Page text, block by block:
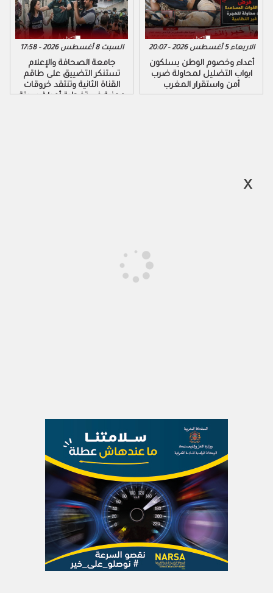
السبت 8 أغسطس 2026 - 17:58
جامعة الصحافة والإعلام
تستنكر التضييق على طاقم
القناة الثانية وتنتقد خروقات
مهنية في تغطية أحداث سبتة
الاربعاء 5 أغسطس 2026 - 20:07
أعداء وخصوم الوطن يسلكون
ابواب التضليل لمحاولة ضرب
أمن واستقرار المغرب